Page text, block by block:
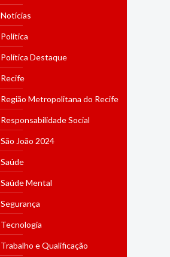
Notícias
Política
Política Destaque
Recife
Região Metropolitana do Recife
Responsabilidade Social
São João 2024
Saúde
Saúde Mental
Segurança
Tecnologia
Trabalho e Qualificação